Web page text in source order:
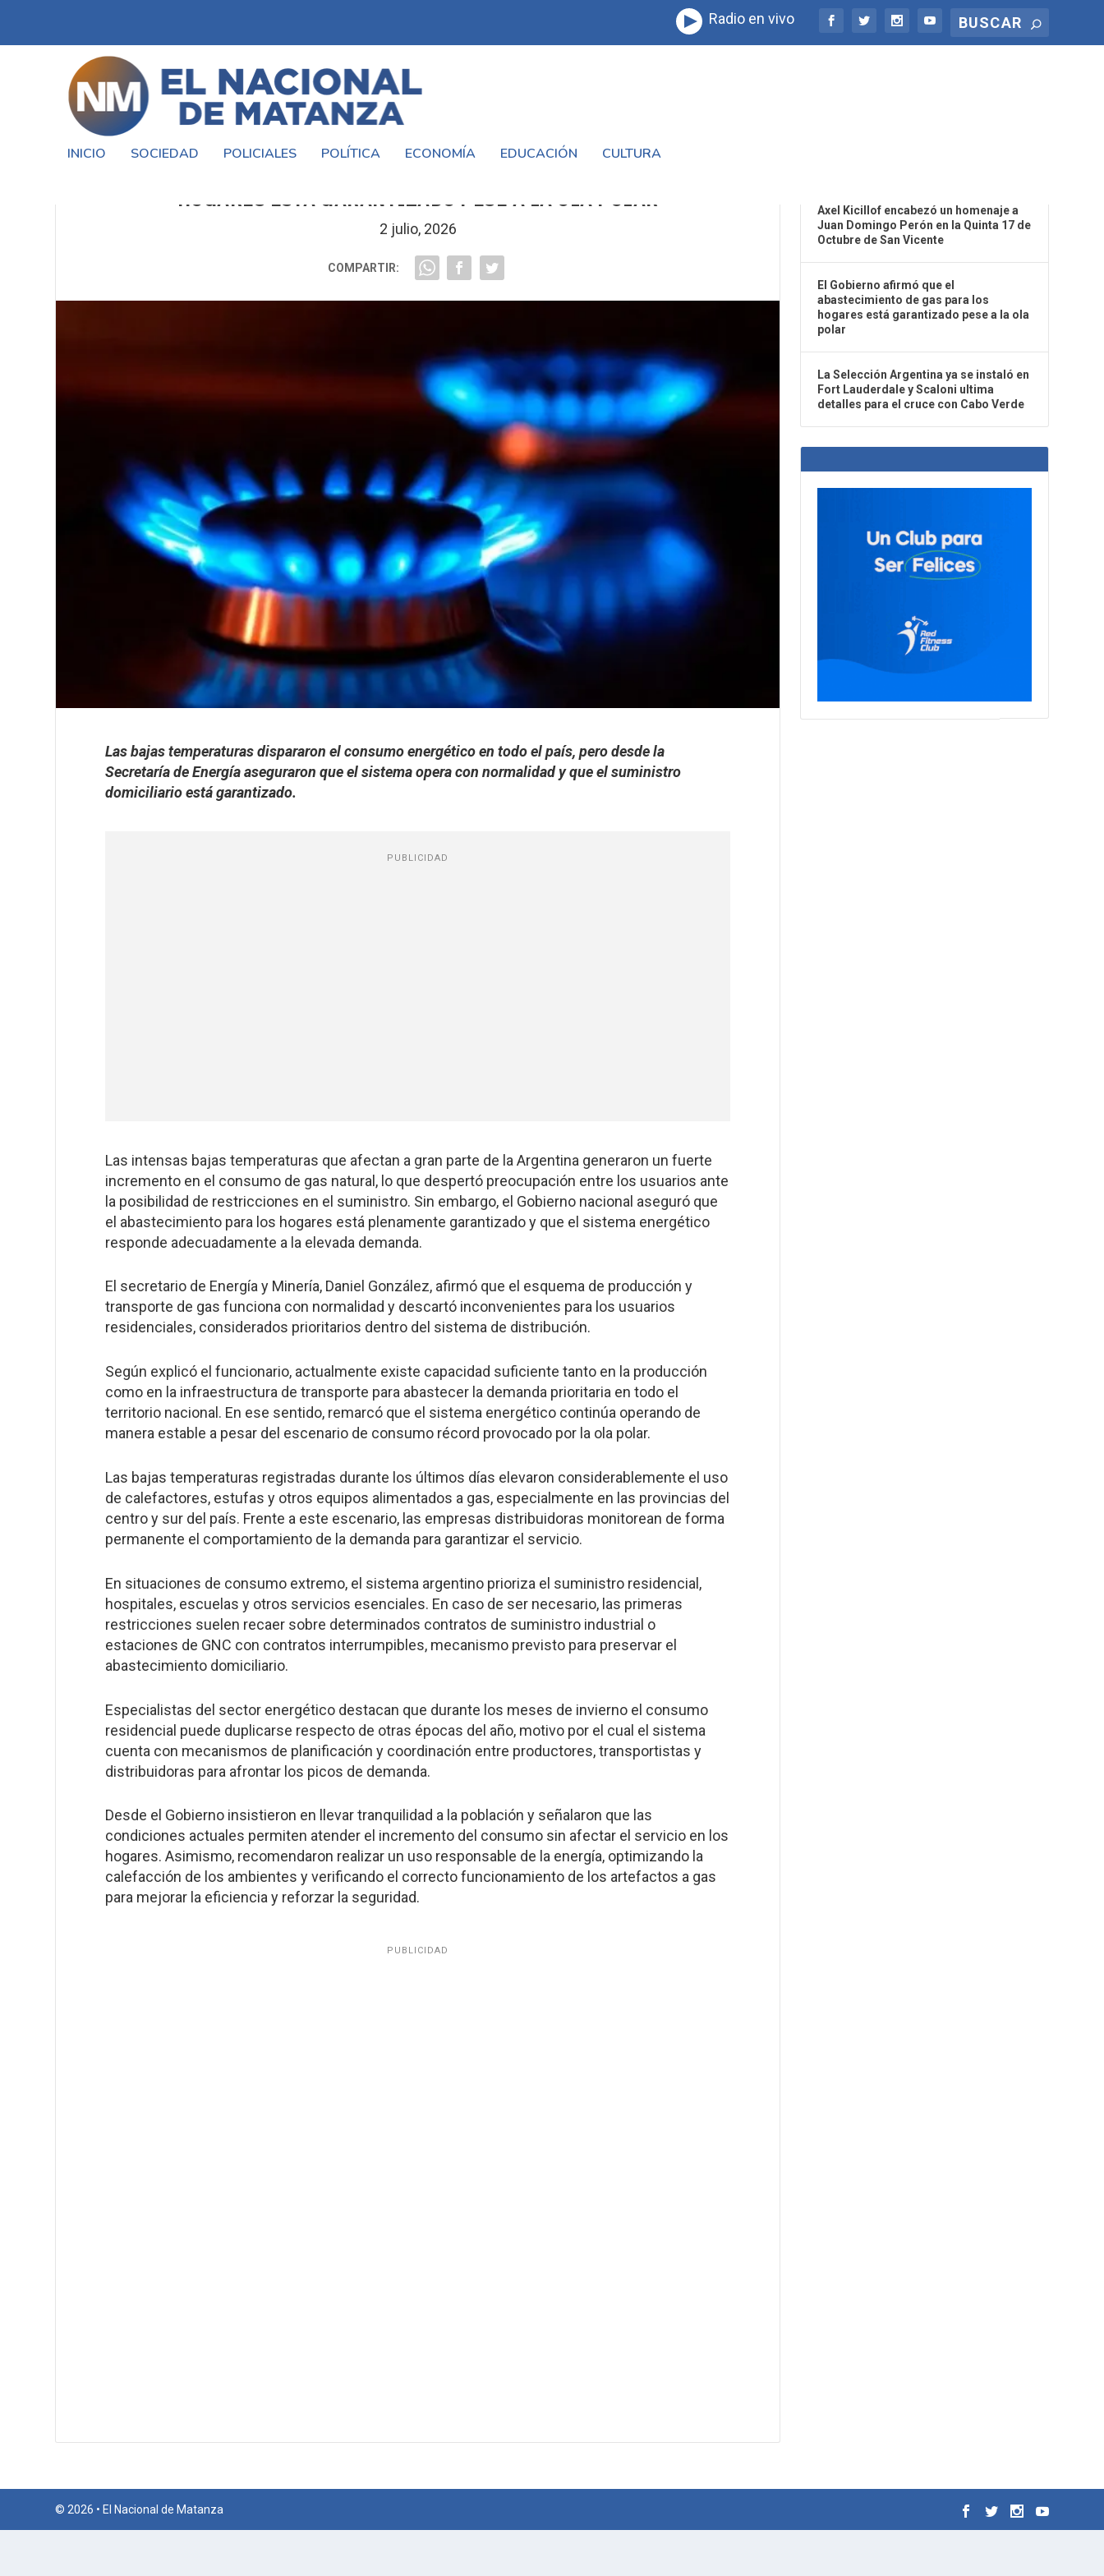
Radio en vivo
INICIO SOCIEDAD POLICIALES POLÍTICA ECONOMÍA EDUCACIÓN CULTURA
HOGARES ESTÁ GARANTIZADO PESE A LA OLA POLAR
2 julio, 2026
COMPARTIR:
Las bajas temperaturas dispararon el consumo energético en todo el país, pero desde la
Secretaría de Energía aseguraron que el sistema opera con normalidad y que el suministro
domiciliario está garantizado.
PUBLICIDAD
Las intensas bajas temperaturas que afectan a gran parte de la Argentina generaron un fuerte
incremento en el consumo de gas natural, lo que despertó preocupación entre los usuarios ante
la posibilidad de restricciones en el suministro. Sin embargo, el Gobierno nacional aseguró que
el abastecimiento para los hogares está plenamente garantizado y que el sistema energético
responde adecuadamente a la elevada demanda.
El secretario de Energía y Minería, Daniel González, afirmó que el esquema de producción y
transporte de gas funciona con normalidad y descartó inconvenientes para los usuarios
residenciales, considerados prioritarios dentro del sistema de distribución.
Según explicó el funcionario, actualmente existe capacidad suficiente tanto en la producción
como en la infraestructura de transporte para abastecer la demanda prioritaria en todo el
territorio nacional. En ese sentido, remarcó que el sistema energético continúa operando de
manera estable a pesar del escenario de consumo récord provocado por la ola polar.
Las bajas temperaturas registradas durante los últimos días elevaron considerablemente el uso
de calefactores, estufas y otros equipos alimentados a gas, especialmente en las provincias del
centro y sur del país. Frente a este escenario, las empresas distribuidoras monitorean de forma
permanente el comportamiento de la demanda para garantizar el servicio.
En situaciones de consumo extremo, el sistema argentino prioriza el suministro residencial,
hospitales, escuelas y otros servicios esenciales. En caso de ser necesario, las primeras
restricciones suelen recaer sobre determinados contratos de suministro industrial o
estaciones de GNC con contratos interrumpibles, mecanismo previsto para preservar el
abastecimiento domiciliario.
Especialistas del sector energético destacan que durante los meses de invierno el consumo
residencial puede duplicarse respecto de otras épocas del año, motivo por el cual el sistema
cuenta con mecanismos de planificación y coordinación entre productores, transportistas y
distribuidoras para afrontar los picos de demanda.
Desde el Gobierno insistieron en llevar tranquilidad a la población y señalaron que las
condiciones actuales permiten atender el incremento del consumo sin afectar el servicio en los
hogares. Asimismo, recomendaron realizar un uso responsable de la energía, optimizando la
calefacción de los ambientes y verificando el correcto funcionamiento de los artefactos a gas
para mejorar la eficiencia y reforzar la seguridad.
PUBLICIDAD
Axel Kicillof encabezó un homenaje a
Juan Domingo Perón en la Quinta 17 de
Octubre de San Vicente
El Gobierno afirmó que el
abastecimiento de gas para los
hogares está garantizado pese a la ola
polar
La Selección Argentina ya se instaló en
Fort Lauderdale y Scaloni ultima
detalles para el cruce con Cabo Verde
© 2026 • El Nacional de Matanza